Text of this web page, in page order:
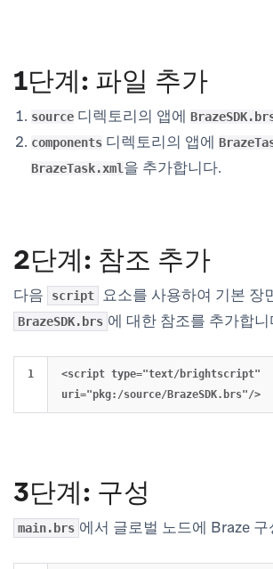
1단계: 파일 추가
source 디렉토리의 앱에
components 디렉토리의 앱에
BrazeTask.xml 을 추가합니다.
2단계: 참조 추가
다음 script 요소를 사용하여 기본 장
BrazeSDK.brs 에 대한 참조를 추가합니
<script type="text/brightscript"
3단계: 구성
main.brs 에서 글로벌 노드에 Braze